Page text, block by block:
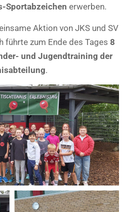
Sportabzeichen erwerben.
Aktion von JKS und SV
führte zum Ende des Tages 8
und Jugendtraining der
.